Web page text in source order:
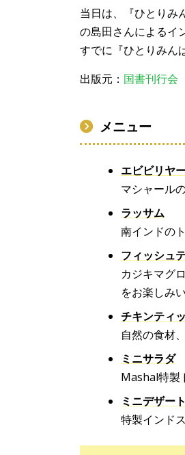
当日は、『ひとりみ
の島田さんによるイ
すでに『ひとりみん
出版元： 国書刊行会
メニュー
エビビリヤ
マシャール
ラッサム
南インドの
フィッシュ
カジキマグ
をお楽しみ
チキンティ
自然の食材
ミニサラダ
Mashal特製
ミニデザート
特製インド